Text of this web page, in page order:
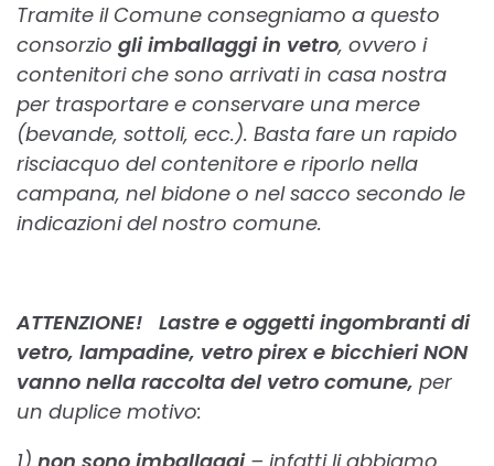
Tramite il Comune consegniamo a questo
consorzio gli imballaggi in vetro, ovvero i
contenitori che sono arrivati in casa nostra
per trasportare e conservare una merce
(bevande, sottoli, ecc.). Basta fare un rapido
risciacquo del contenitore e riporlo nella
campana, nel bidone o nel sacco secondo le
indicazioni del nostro comune.
ATTENZIONE! Lastre e oggetti ingombranti di
vetro, lampadine, vetro pirex e bicchieri NON
vanno nella raccolta del vetro comune, per
un duplice motivo: